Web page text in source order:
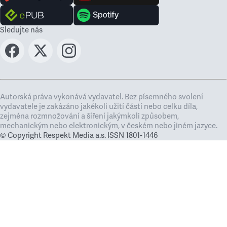
Sledujte nás
Autorská práva vykonává vydavatel. Bez písemného svolení
vydavatele je zakázáno jakékoli užití částí nebo celku díla,
zejména rozmnožování a šíření jakýmkoli způsobem,
mechanickým nebo elektronickým, v českém nebo jiném jazyce.
© Copyright Respekt Media a.s. ISSN 1801-1446